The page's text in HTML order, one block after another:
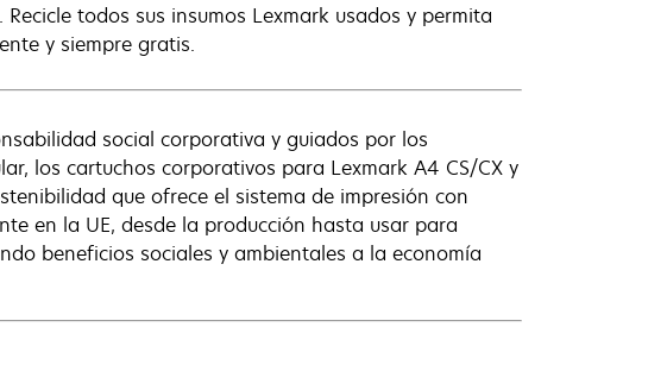
todos sus insumos Lexmark usados y permita
y siempre gratis.
social corporativa y guiados por los
los cartuchos corporativos para Lexmark A4 CS/CX y
que ofrece el sistema de impresión con
en la UE, desde la producción hasta usar para
beneficios sociales y ambientales a la economía